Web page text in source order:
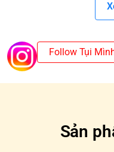
Các Blindbox ở cùng
sẽ mất một mẫu cơ bản.
*SECRET/CHASER: Là
được tô đen trên Blindbox
Follow Tụi
Sản